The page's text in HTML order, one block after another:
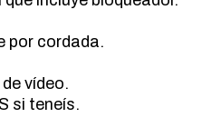
por cordada.
vídeo.
si teneís.